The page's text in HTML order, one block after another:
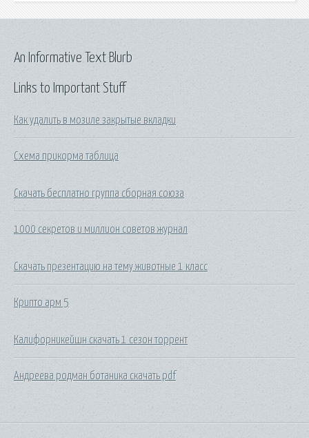
Links to Important Stuff
Как удалить в мозиле закрытые вкладки
Схема прикорма таблица
Скачать бесплатно группа сборная союза
1000 секретов и миллион советов журнал
Скачать презентацию на тему животные 1 класс
Крипто арм 5
Калифорникейшн скачать 1 сезон торрент
Андреева родман ботаника скачать pdf
An Informative Text Blurb